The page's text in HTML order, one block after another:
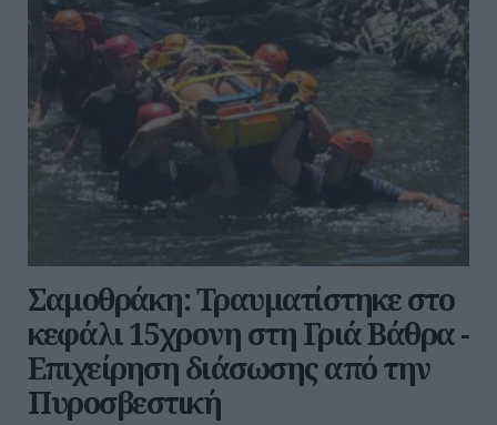
Σαμοθράκη: Τραυματίστηκε στο
κεφάλι 15χρονη στη Γριά Βάθρα -
Επιχείρηση διάσωσης από την
Πυροσβεστική